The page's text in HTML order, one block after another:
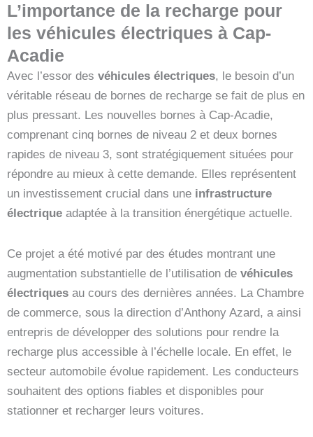
L’importance de la recharge pour
les véhicules électriques à Cap-
Acadie
Avec l’essor des véhicules électriques, le besoin d’un
véritable réseau de bornes de recharge se fait de plus en
plus pressant. Les nouvelles bornes à Cap-Acadie,
comprenant cinq bornes de niveau 2 et deux bornes
rapides de niveau 3, sont stratégiquement situées pour
répondre au mieux à cette demande. Elles représentent
un investissement crucial dans une infrastructure
électrique adaptée à la transition énergétique actuelle.
Ce projet a été motivé par des études montrant une
augmentation substantielle de l’utilisation de véhicules
électriques au cours des dernières années. La Chambre
de commerce, sous la direction d’Anthony Azard, a ainsi
entrepris de développer des solutions pour rendre la
recharge plus accessible à l’échelle locale. En effet, le
secteur automobile évolue rapidement. Les conducteurs
souhaitent des options fiables et disponibles pour
stationner et recharger leurs voitures.